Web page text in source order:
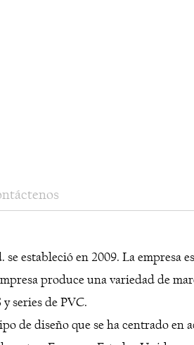
estableció en 2009. La empresa
produce una variedad de
series de PVC.
de diseño que se ha centrado